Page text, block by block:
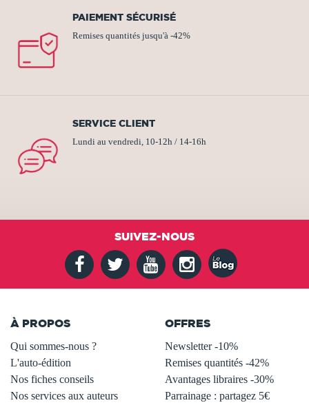
PAIEMENT SÉCURISÉ
Remises quantités jusqu'à -42%
SERVICE CLIENT
Lundi au vendredi, 10-12h / 14-16h
SUIVEZ-NOUS
À PROPOS
Qui sommes-nous ?
L'auto-édition
Nos fiches conseils
Nos services aux auteurs
OFFRES
Newsletter -10%
Remises quantités -42%
Avantages libraires -30%
Parrainage : partagez 5€